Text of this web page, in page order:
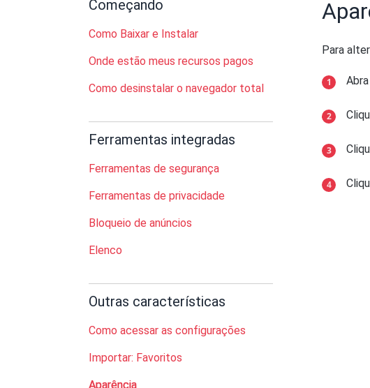
Começando
Como Baixar e Instalar
Onde estão meus recursos pagos
Como desinstalar o navegador total
Ferramentas integradas
Ferramentas de segurança
Ferramentas de privacidade
Bloqueio de anúncios
Elenco
Outras características
Como acessar as configurações
Importar: Favoritos
Aparência
Para